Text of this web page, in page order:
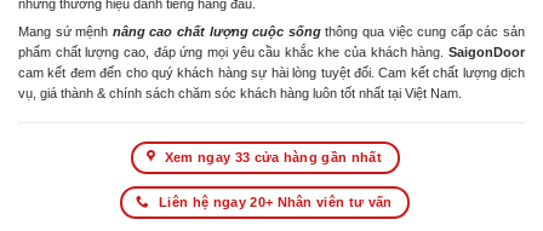
những thương hiệu danh tiếng hàng đầu.
Mang sứ mệnh nâng cao chất lượng cuộc sốngthông qua việc cung cấp các sản
phẩm chất lượng cao, đáp ứng mọi yêu cầu khắc khe của khách hàng. SaigonDoor
cam kết đem đến cho quý khách hàng sự hài lòng tuyệt đối. Cam kết chất lượng dịch
vụ, giá thành & chính sách chăm sóc khách hàng luôn tốt nhất tại Việt Nam.
Xem ngay 33 cửa hàng gần nhất
Liên hệ ngay 20+ Nhân viên tư vấn